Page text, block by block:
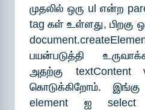
21
</body>
22
</html>
23
முதலில் ஒரு ul என்ற
tag கள் உள்ளது, பிறகு
பயன்படுத்தி
அதற்கு
கொடுக்கிறோம்.
element ஐ